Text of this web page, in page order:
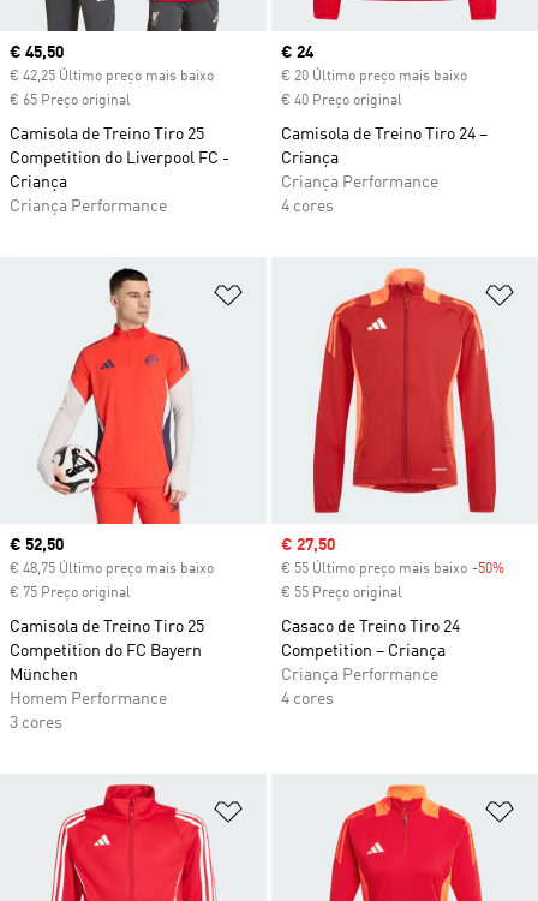
Current price
€ 45,50
€ 42,25 Último preço mais baixo
€ 65 Preço original
Camisola de Treino Tiro 25
Competition do Liverpool FC -
Criança
Criança Performance
Current price
€ 24
€ 20 Último preço mais baixo
€ 40 Preço original
Camisola de Treino Tiro 24 –
Criança
Criança Performance
4 cores
Adicionar à Lista de Desejos
Current price
€ 52,50
€ 48,75 Último preço mais baixo
€ 75 Preço original
Camisola de Treino Tiro 25
Competition do FC Bayern
München
Homem Performance
3 cores
Sale price
€ 27,50
€ 55 Último preço mais baixo -50%
€ 55 Preço original
Casaco de Treino Tiro 24
Competition – Criança
Criança Performance
4 cores
Adicionar à Lista de Desejos